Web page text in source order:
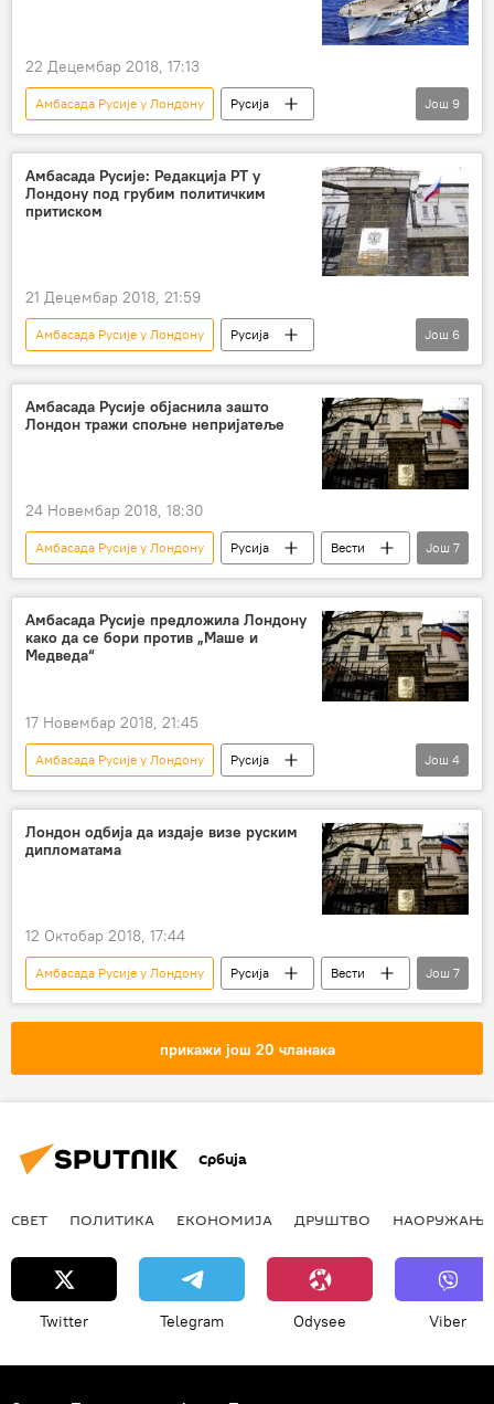
22 Децембар 2018, 17:13
Амбасада Русије у Лондону
Русија
Вести
Свет
Украјина
Одеса
Црно море
Керчки мореуз
Гавин Вилијамсон
провокација
Још 9
Амбасада Русије: Редакција РТ у
Лондону под грубим политичким
притиском
21 Децембар 2018, 21:59
Амбасада Русије у Лондону
Русија
Вести
Свет
Велика Британија
Офком
политички притисак
РТ (медијска кућа „Русија данас“)
Европа
Још 6
Амбасада Русије објаснила зашто
Лондон тражи спољне непријатеље
24 Новембар 2018, 18:30
Амбасада Русије у Лондону Русија
Вести
Свет
Велика Британија
Ал Каида
ДАЕШ
тероризам
Гавин Вилијамсон
Још 7
Амбасада Русије предложила Лондону
како да се бори против „Маше и
Медведа“
17 Новембар 2018, 21:45
Амбасада Русије у Лондону
Русија
Вести
Свет
Велика Британија
Маша и медвед
Европа
Још 4
Лондон одбија да издаје визе руским
дипломатама
12 Октобар 2018, 17:44
Амбасада Русије у Лондону Русија
Вести
Свет
Велика Британија
Сергеј и Јулија Скрипаљ
руске дипломате
издавање виза
Европа
Још 7
прикажи још 20 чланака
Србија
СВЕТ ПОЛИТИКА ЕКОНОМИЈА ДРУШТВО НАОРУЖАЊЕ
Twitter Telegram Odysee Viber